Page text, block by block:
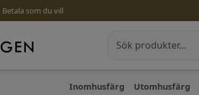
Betala som du vill
Inomhusfärg Utomhusfärg